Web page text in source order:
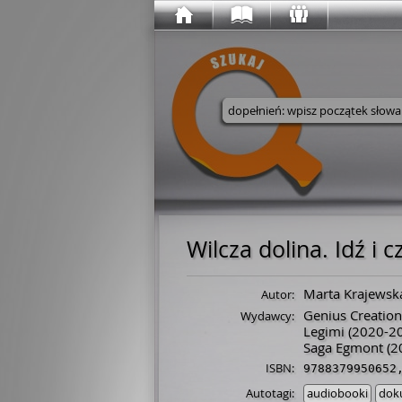
Wyszukaj w serwisie
Wilcza dolina. Idź i
Autor: Marta
Wydawcy: Genius
Legimi (2020-
Saga Egmont
ISBN: 9788379950652
Autotagi: audiobooki